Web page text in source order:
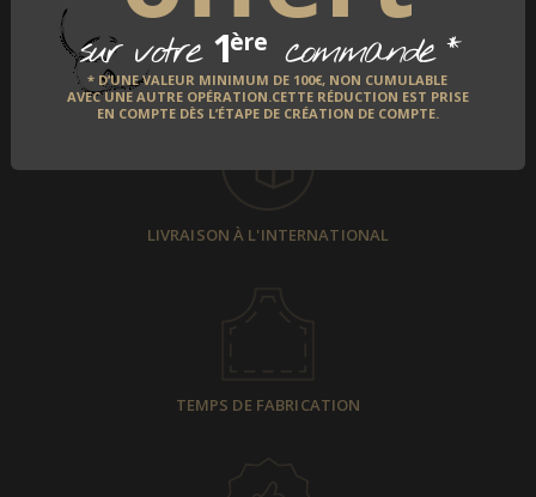
sur votre 1ère commande*
* D’UNE VALEUR MINIMUM DE 100€, NON CUMULABLE
AVEC UNE AUTRE OPÉRATION.CETTE RÉDUCTION EST PRISE
EN COMPTE DÈS L’ÉTAPE DE CRÉATION DE COMPTE.
PAIEMENT SÉCURISÉ
LIVRAISON À L'INTERNATIONAL
TEMPS DE FABRICATION